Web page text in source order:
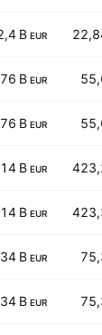
B EUR
B EUR
B EUR
B EUR
B EUR
B EUR
B EUR